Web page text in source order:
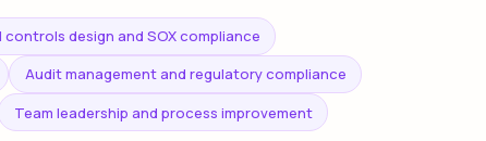
controls design and SOX compliance
Audit management and regulatory compliance
Team leadership and process improvement